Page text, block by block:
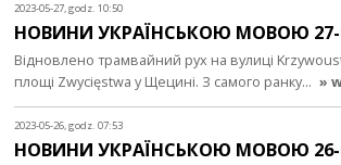
2023-05-27, godz. 10:50
НОВИНИ УКРАЇНСЬКОЮ МОВОЮ 27-
Відновлено трамвайний рух на вулиці
площі Zwycięstwa у Щецині. З самого ранку… »
2023-05-26, godz. 07:53
НОВИНИ УКРАЇНСЬКОЮ МОВОЮ 26-